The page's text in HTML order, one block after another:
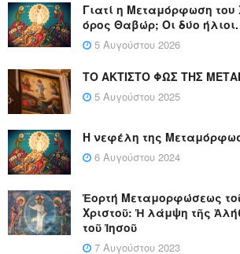
Γιατί η Μεταμόρφωση του
όρος Θαβώρ; Οι δύο ήλιοι.
5 Αυγούστου 2026
ΤΟ ΑΚΤΙΣΤΟ ΦΩΣ ΤΗΣ
5 Αυγούστου 2025
Η νεφέλη της
6 Αυγούστου 2024
Ἑορτή Μεταμορφώσεως
Χριστοῦ: Ἡ λάμψη τῆς
τοῦ Ἰησοῦ
7 Αυγούστου 2023